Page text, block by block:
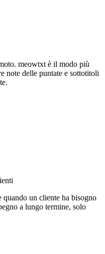
meowtxt è il modo più
note delle puntate e sottotitoli
un cliente ha bisogno
a lungo termine, solo